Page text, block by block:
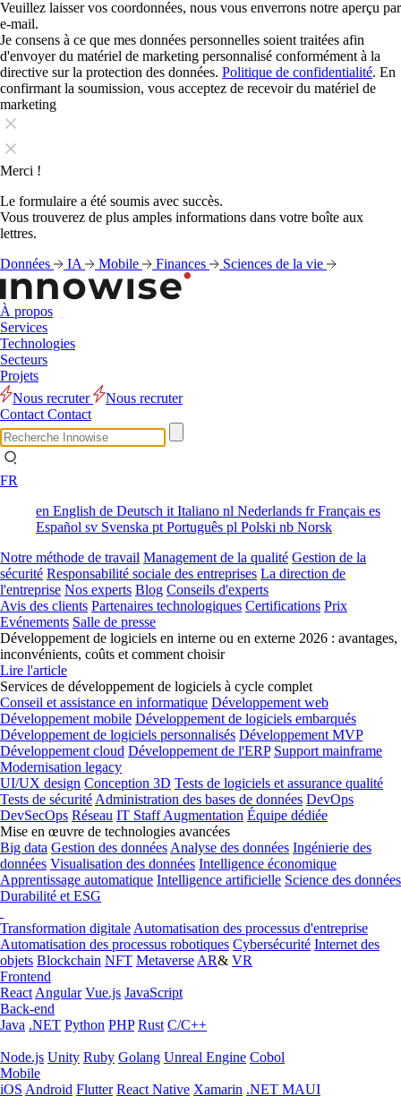
Veuillez laisser vos coordonnées, nous vous enverrons notre aperçu par
e-mail.
Je consens à ce que mes données personnelles soient traitées afin
d'envoyer du matériel de marketing personnalisé conformément à la
directive sur la protection des données. Politique de confidentialité. En
confirmant la soumission, vous acceptez de recevoir du matériel de
marketing
Merci !
Le formulaire a été soumis avec succès.
Vous trouverez de plus amples informations dans votre boîte aux
lettres.
Données
IA Mobile Finances Sciences de la vie
À propos
Services
Technologies
Secteurs
Projets
Nous recruter
Nous recruter
Contact Contact
FR
en English de Deutsch it Italiano nl Nederlands frFrançais es
Español sv Svenska pt Português pl Polski nb Norsk
Notre méthode de travail Management de la qualité Gestion de la
sécurité Responsabilité sociale des entreprises La direction de
l'entreprise Nos experts Blog Conseils d'experts
Avis des clients Partenaires technologiques Certifications Prix
Evénements Salle de presse
Développement de logiciels en interne ou en externe 2026 : avantages,
inconvénients, coûts et comment choisir
Lire l'article
Services de développement de logiciels à cycle complet
Conseil et assistance en informatique Développement web
Développement mobile Développement de logiciels embarqués
Développement de logiciels personnalisés Développement MVP
Développement cloud Développement de l'ERP Support mainframe
Modernisation legacy
UI/UX design Conception 3D Tests de logiciels et assurance qualité
Tests de sécurité Administration des bases de données DevOps
DevSecOps Réseau IT Staff Augmentation Équipe dédiée
Mise en œuvre de technologies avancées
Big data Gestion des données Analyse des données Ingénierie des
données Visualisation des données Intelligence économique
Apprentissage automatique Intelligence artificielle Science des données
Durabilité et ESG
Transformation digitale Automatisation des processus d'entreprise
Automatisation des processus robotiques Cybersécurité Internet des
objets Blockchain NFT Metaverse AR& VR
Frontend
React Angular Vue.js JavaScript
Back-end
Java .NET Python PHP Rust C/C++
Node.js Unity Ruby Golang Unreal Engine Cobol
Mobile
iOS Android Flutter React Native Xamarin .NET MAUI